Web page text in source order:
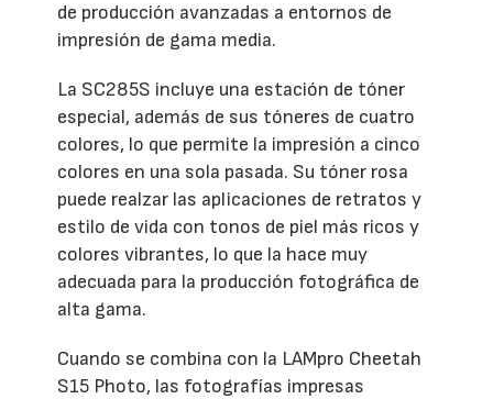
de producción avanzadas a entornos de
impresión de gama media.
La SC285S incluye una estación de tóner
especial, además de sus tóneres de cuatro
colores, lo que permite la impresión a cinco
colores en una sola pasada. Su tóner rosa
puede realzar las aplicaciones de retratos y
estilo de vida con tonos de piel más ricos y
colores vibrantes, lo que la hace muy
adecuada para la producción fotográfica de
alta gama.
Cuando se combina con la LAMpro Cheetah
S15 Photo, las fotografías impresas